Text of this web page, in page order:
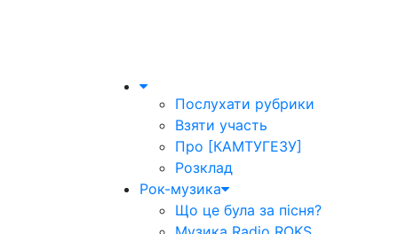
Послухати рубрики
Взяти участь
Про [КАМТУГЕЗУ]
Розклад
Рок-музика
Що це була за пісня?